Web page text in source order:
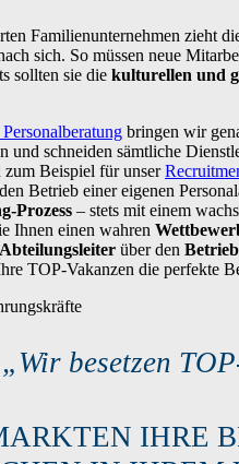
Familienunternehmen zieht
sich. So müssen neue
sollten sie die kulturellen und
bringen wir
und schneiden sämtliche
zum Beispiel für unser
Betrieb einer eigenen
Prozess – stets mit einem
Ihnen einen wahren
Abteilungsleiter über den
TOP-Vakanzen die perfekte
„Wir besetzen
IHRE